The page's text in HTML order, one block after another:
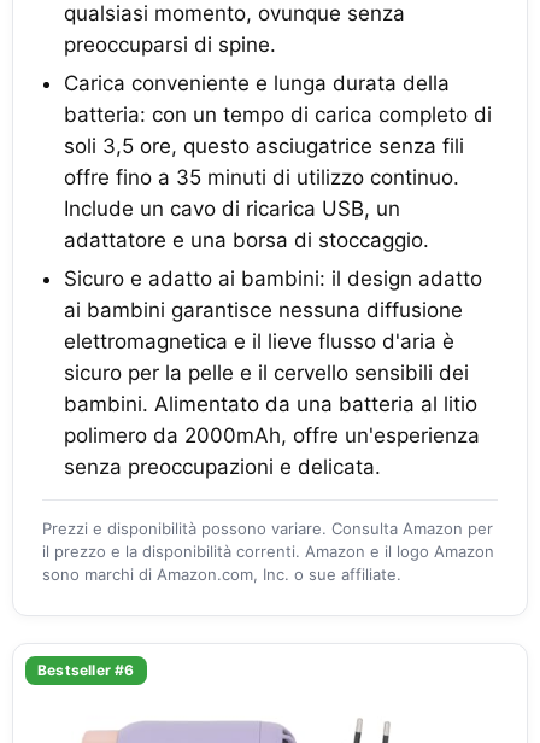
qualsiasi momento, ovunque senza
preoccuparsi di spine.
Carica conveniente e lunga durata della
batteria: con un tempo di carica completo di
soli 3,5 ore, questo asciugatrice senza fili
offre fino a 35 minuti di utilizzo continuo.
Include un cavo di ricarica USB, un
adattatore e una borsa di stoccaggio.
Sicuro e adatto ai bambini: il design adatto
ai bambini garantisce nessuna diffusione
elettromagnetica e il lieve flusso d'aria è
sicuro per la pelle e il cervello sensibili dei
bambini. Alimentato da una batteria al litio
polimero da 2000mAh, offre un'esperienza
senza preoccupazioni e delicata.
Prezzi e disponibilità possono variare. Consulta Amazon per
il prezzo e la disponibilità correnti. Amazon e il logo Amazon
sono marchi di Amazon.com, Inc. o sue affiliate.
Bestseller #6